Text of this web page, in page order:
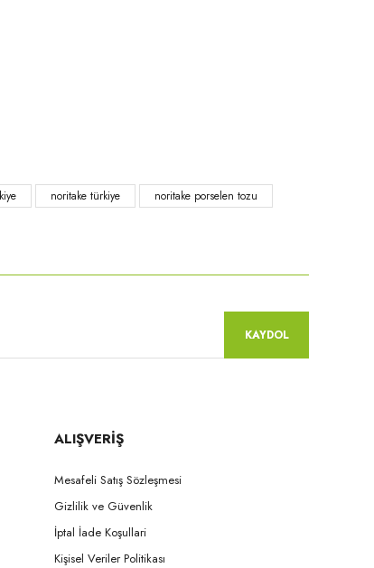
noritake türkiye
noritake porselen tozu
KAYDOL
ALIŞVERİŞ
Mesafeli Satış Sözleşmesi
Gizlilik ve Güvenlik
İptal İade Koşullari
Kişisel Veriler Politikası